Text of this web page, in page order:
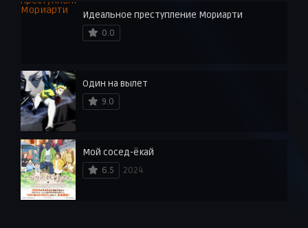
Идеальное преступление Мориарти
0.0
Один на вылет
9.0
Мой сосед-ёкай
6.5
2024